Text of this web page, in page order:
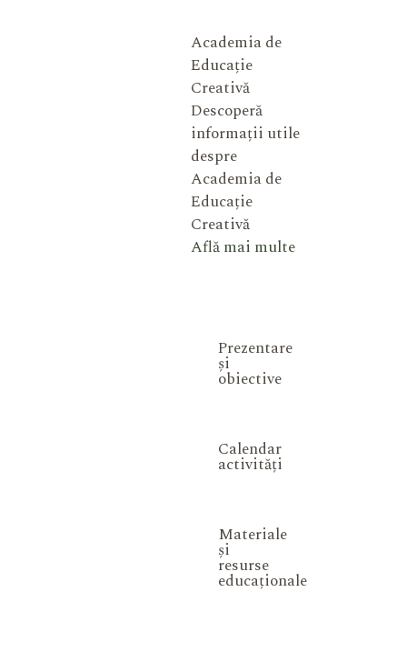
Academia de
Educație
Creativă
Descoperă
informații utile
despre
Academia de
Educație
Creativă
Află mai multe
Prezentare
și
obiective
Calendar
activități
Materiale
și
resurse
educaționale